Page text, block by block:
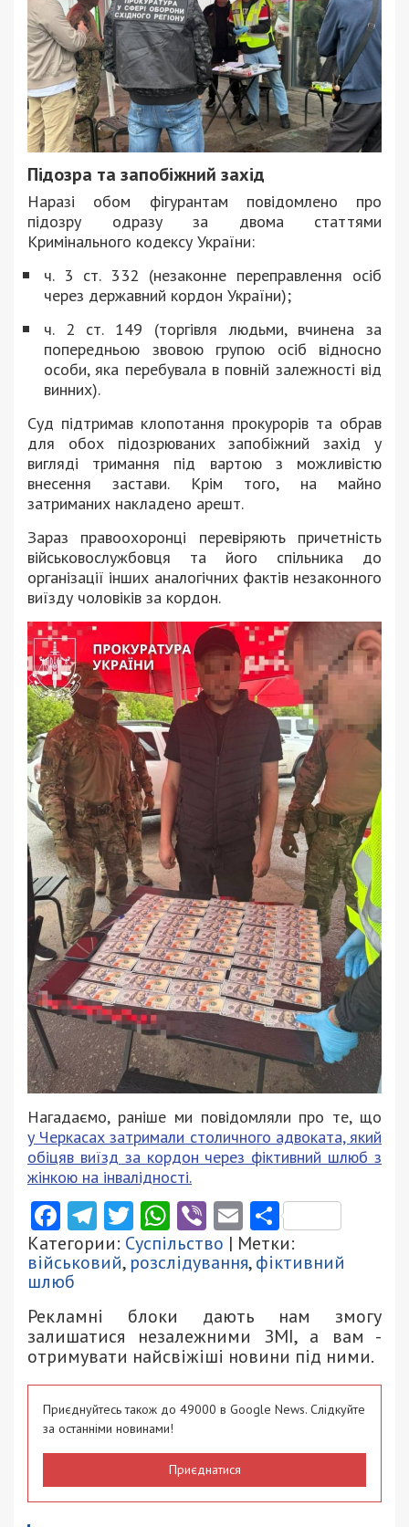
Підозра та запобіжний захід
Наразі обом фігурантам повідомлено про
підозру одразу за двома статтями
Кримінального кодексу України:
ч. 3 ст. 332 (незаконне переправлення осіб
через державний кордон України);
ч. 2 ст. 149 (торгівля людьми, вчинена за
попередньою звовою групою осіб відносно
особи, яка перебувала в повній залежності від
винних).
Суд підтримав клопотання прокурорів та обрав
для обох підозрюваних запобіжний захід у
вигляді тримання під вартою з можливістю
внесення застави. Крім того, на майно
затриманих накладено арешт.
Зараз правоохоронці перевіряють причетність
військовослужбовця та його спільника до
організації інших аналогічних фактів незаконного
виїзду чоловіків за кордон.
Нагадаємо, раніше ми повідомляли про те, що
у Черкасах затримали столичного адвоката, який
обіцяв виїзд за кордон через фіктивний шлюб з
жінкою на інвалідності.
Facebook
Telegram
Twitter
WhatsApp
ViberEmail
Категории: Суспільство | Метки:
військовий, розслідування,фіктивний
шлюб
Рекламні блоки дають нам змогу
залишатися незалежними ЗМІ, а вам -
отримувати найсвіжіші новини під ними.
Приєднуйтесь також до 49000 в Google News. Слідкуйте
за останніми новинами!
Приєднатися